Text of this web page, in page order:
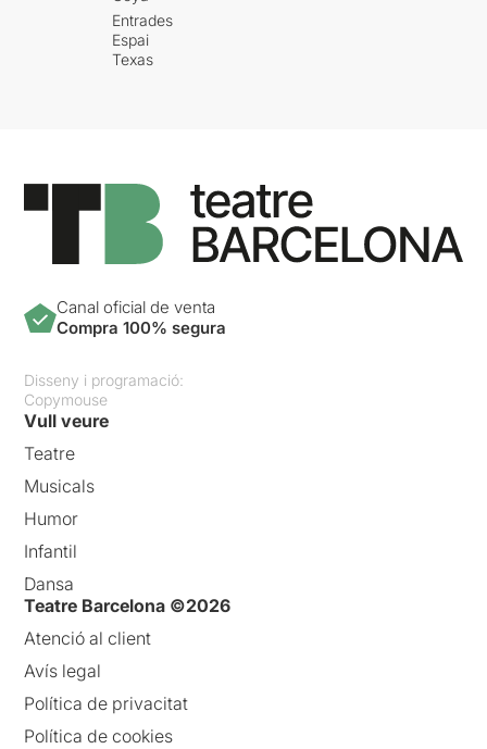
Entrades
Espai
Texas
Canal oficial de venta
Compra 100% segura
Disseny i programació:
Copymouse
Vull veure
Teatre
Musicals
Humor
Infantil
Dansa
Teatre Barcelona ©2026
Atenció al client
Avís legal
Política de privacitat
Política de cookies